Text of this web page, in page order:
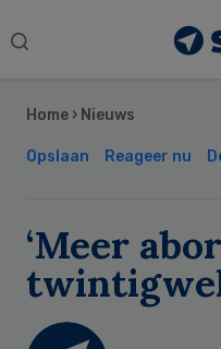
Search
Home › Nieuws
Opslaan Reageer nu
‘Meer
Sidebar